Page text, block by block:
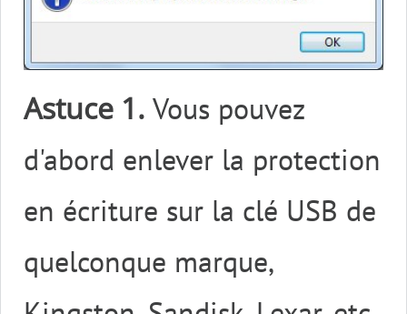
Astuce 1. Vous pouvez
d'abord enlever la protection
en écriture sur la clé USB de
quelconque marque,